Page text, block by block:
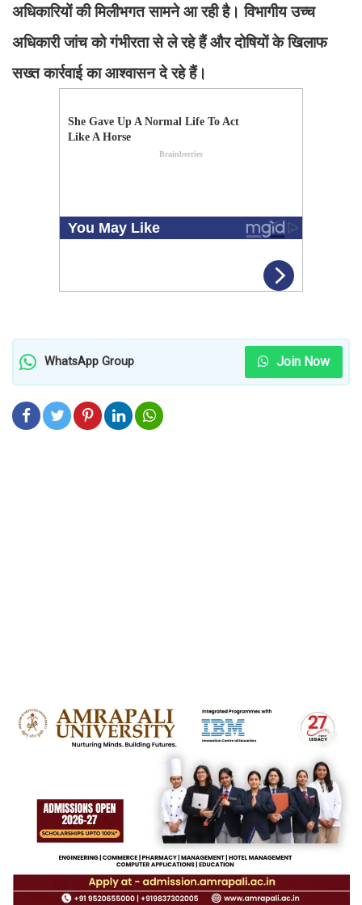
अधिकारियों की मिलीभगत सामने आ रही है। विभागीय उच्च
अधिकारी जांच को गंभीरता से ले रहे हैं और दोषियों के खिलाफ
सख्त कार्रवाई का आश्वासन दे रहे हैं।
WhatsApp Group Join Now